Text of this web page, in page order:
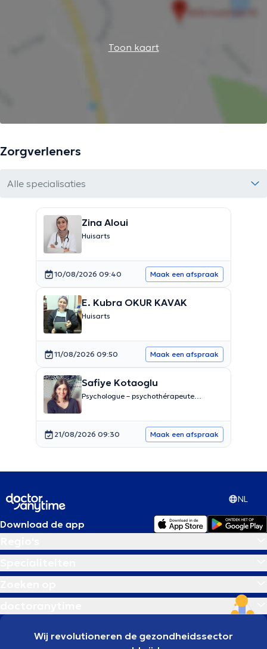
Toon kaart
Zorgverleners
Alle specialisaties
Zina Aloui
Huisarts
10/08/2026 09:40 Maak een afspraak
E. Kubra OKUR KAVAK
Huisarts
11/08/2026 09:50 Maak een afspraak
Safiye Kotaoglu
Psychologue – psychothérapeute
21/08/2026 09:30 Maak een afspraak
NL
Download de app
Wij revolutioneren de gezondheidssector